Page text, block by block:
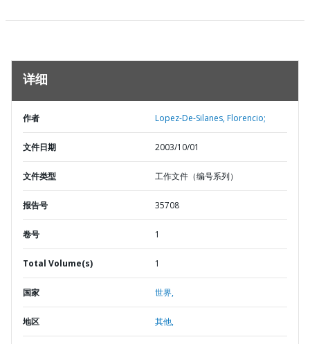
详细
作者 Lopez-De-Silanes, Florencio;
文件日期 2003/10/01
文件类型 工作文件（编号系列）
报告号 35708
卷号 1
Total Volume(s) 1
国家 世界,
地区 其他,